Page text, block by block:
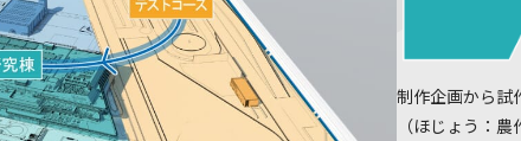
制作企画から試
（ほじょう：